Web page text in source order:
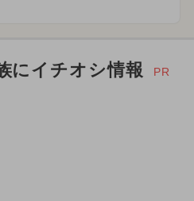
にイチオシ情報 PR